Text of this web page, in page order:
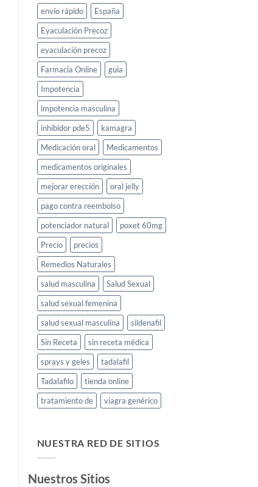
envío rápido
España
Eyaculación Precoz
eyaculación precoz
Farmacia Online
guia
Impotencia
impotencia masculina
inhibidor pde5
kamagra
Medicación oral
Medicamentos
medicamentos originales
mejorar erección
oral jelly
pago contra reembolso
potenciador natural
poxet 60mg
Precio
precios
Remedios Naturales
salud masculina
Salud Sexual
salud sexual femenina
salud sexual masculina
sildenafil
Sin Receta
sin receta médica
sprays y geles
tadalafil
Tadalafilo
tienda online
tratamiento de
viagra genérico
NUESTRA RED DE SITIOS
Nuestros Sitios